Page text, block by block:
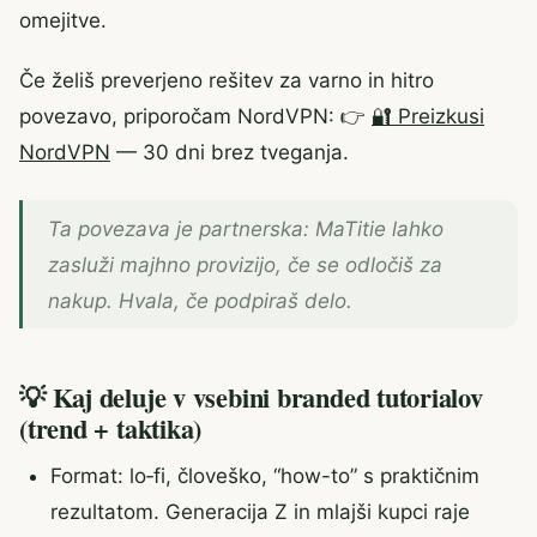
omejitve.
Če želiš preverjeno rešitev za varno in hitro
povezavo, priporočam NordVPN: 👉 🔐 Preizkusi
NordVPN — 30 dni brez tveganja.
Ta povezava je partnerska: MaTitie lahko
zasluži majhno provizijo, če se odločiš za
nakup. Hvala, če podpiraš delo.
💡 Kaj deluje v vsebini branded tutorialov
(trend + taktika)
Format: lo‑fi, človeško, “how-to” s praktičnim
rezultatom. Generacija Z in mlajši kupci raje